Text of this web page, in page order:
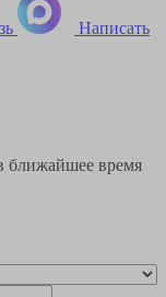
Написать
ближайшее время